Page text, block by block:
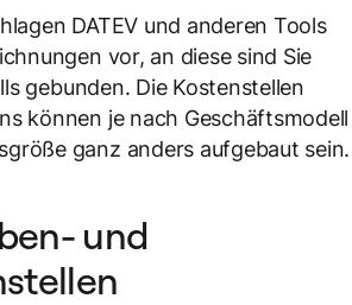
DATEV und anderen Tools
vor, an diese sind Sie
gebunden. Die Kostenstellen
können je nach Geschäftsmodell
ganz anders aufgebaut sein.
und